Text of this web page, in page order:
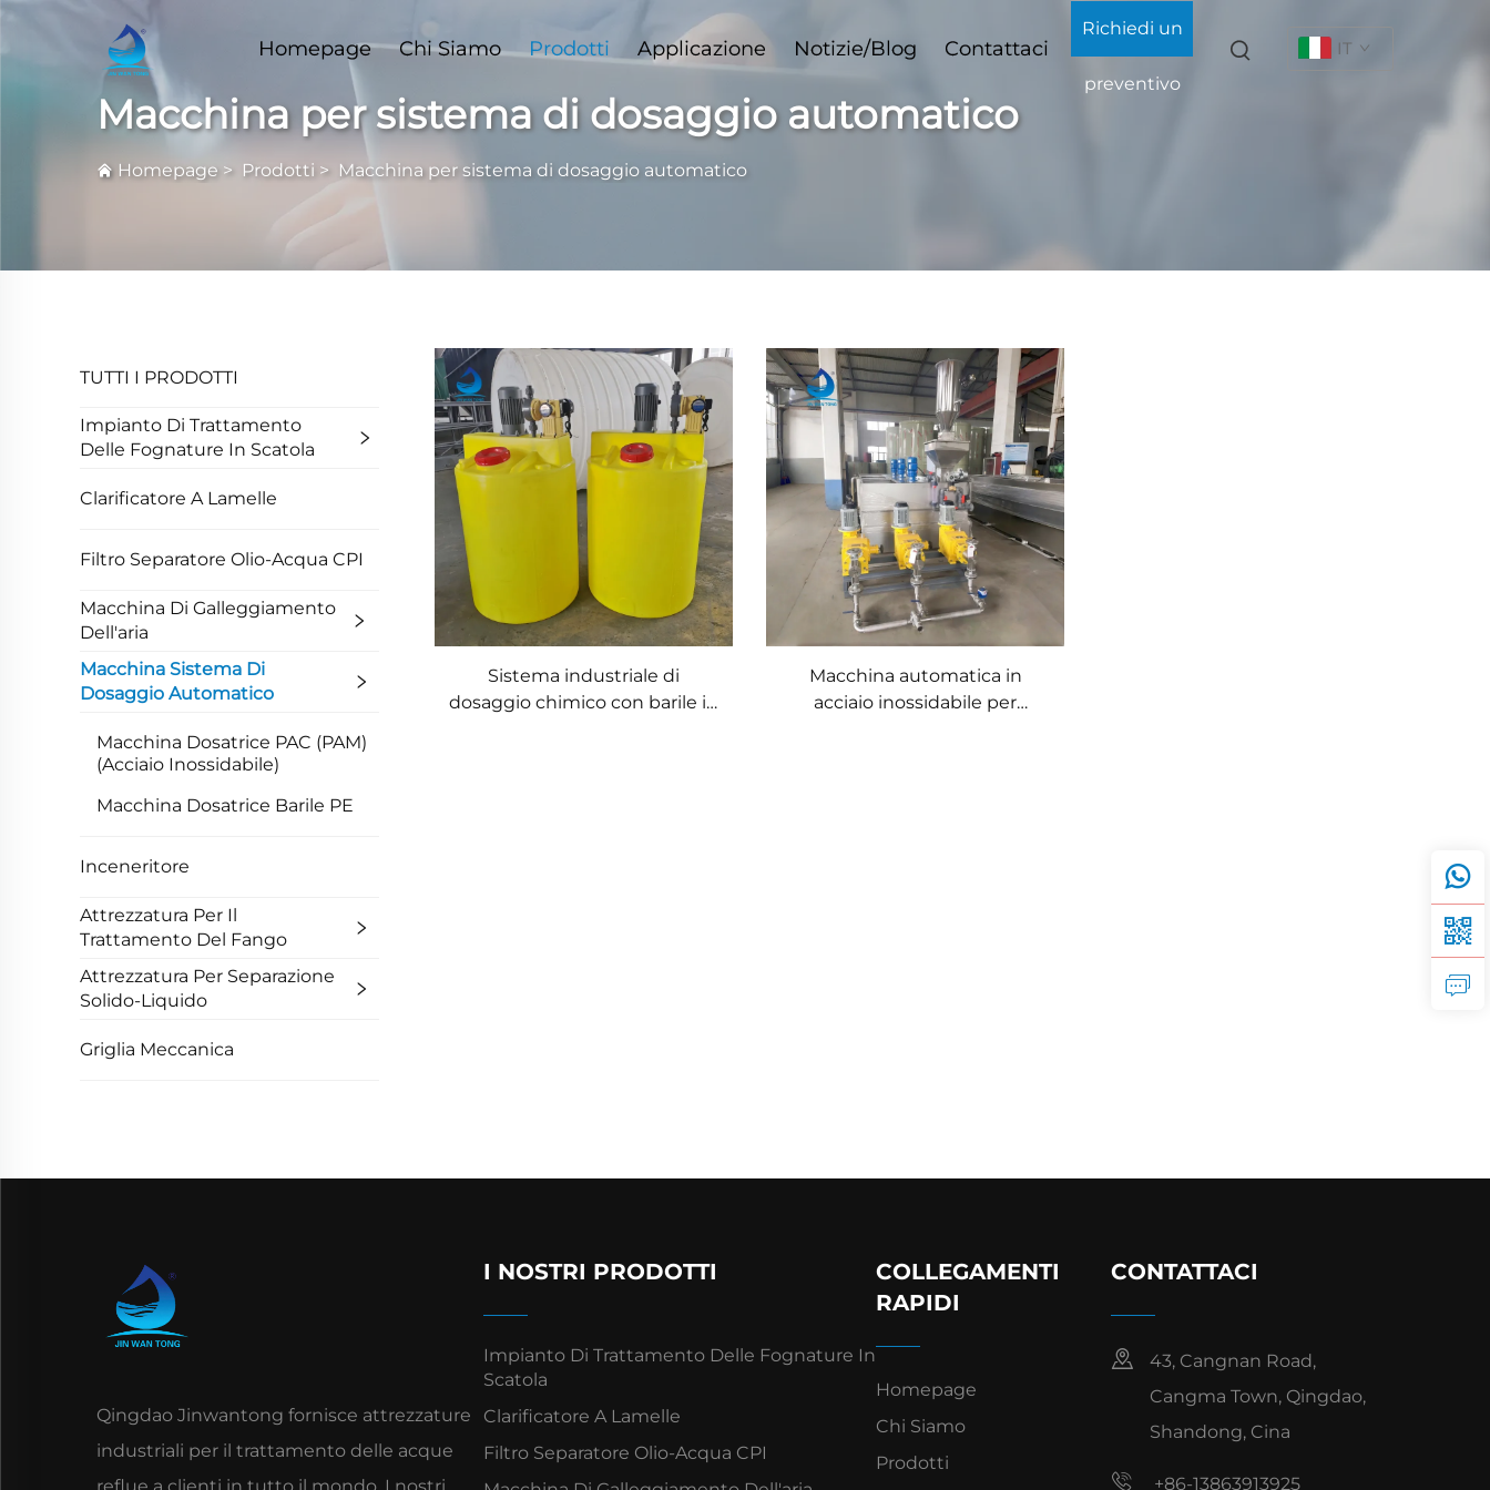
Homepage Chi Siamo Prodotti Applicazione Notizie/Blog Contattaci
Richiedi un
preventivo
IT
Macchina per sistema di dosaggio automatico
Homepage > Prodotti > Macchina per sistema di dosaggio automatico
TUTTI I PRODOTTI
Impianto Di Trattamento
Delle Fognature In Scatola
Clarificatore A Lamelle
Filtro Separatore Olio-Acqua CPI
Macchina Di Galleggiamento
Dell'aria
Macchina Sistema Di
Dosaggio Automatico
Macchina Dosatrice PAC (PAM)
(acciaio Inossidabile)
Macchina Dosatrice Barile PE
Inceneritore
Attrezzatura Per Il
Trattamento Del Fango
Attrezzatura Per Separazione
Solido-Liquido
Griglia Meccanica
Sistema industriale di
dosaggio chimico con barile in
Macchina automatica in
acciaio inossidabile per
Qingdao Jinwantong fornisce attrezzature
industriali per il trattamento delle acque
reflue a clienti in tutto il mondo. I nostri
I NOSTRI PRODOTTI
Impianto Di Trattamento Delle Fognature In
Scatola
Clarificatore A Lamelle
Filtro Separatore Olio-Acqua CPI
COLLEGAMENTI
RAPIDI
Homepage
Chi Siamo
Prodotti
CONTATTACI
43, Cangnan Road,
Cangma Town, Qingdao,
Shandong, Cina
+86-13863913925